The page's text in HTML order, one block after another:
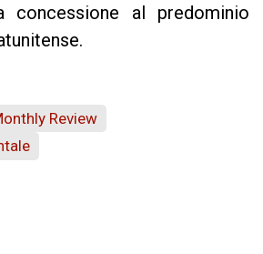
concessione al predominio
Review